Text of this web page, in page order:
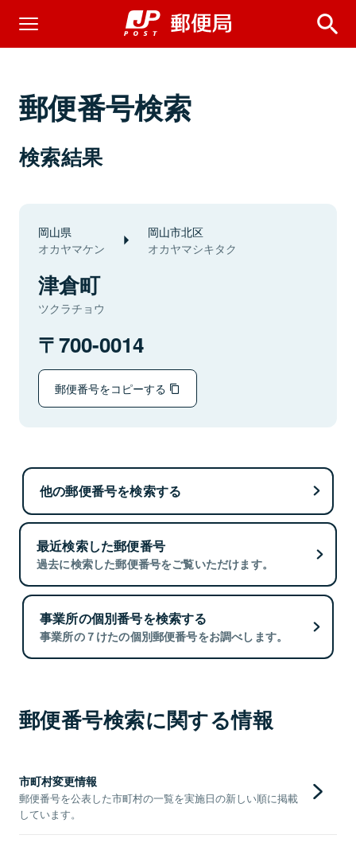
郵便番号検索
検索結果
岡山県
オカヤマケン
岡山市北区
オカヤマシキタク
津倉町
ツクラチョウ
700-0014
郵便番号をコピーする
他の郵便番号を検索する
最近検索した郵便番号
過去に検索した郵便番号をご覧いただけます。
事業所の個別番号を検索する
事業所の７けたの個別郵便番号をお調べします。
郵便番号検索に関する情報
市町村変更情報
郵便番号を公表した市町村の一覧を実施日の新しい順に掲載
しています。